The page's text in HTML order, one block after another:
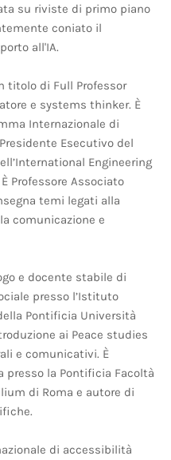
su riviste di primo piano
coniato il
all'IA.
titolo di Full Professor
e systems thinker. È
Internazionale di
Esecutivo del
Engineering
Professore Associato
temi legati alla
comunicazione e
e docente stabile di
presso l’Istituto
Pontificia Università
ai Peace studies
e comunicativi. È
presso la Pontificia Facoltà
di Roma e autore di
di accessibilità